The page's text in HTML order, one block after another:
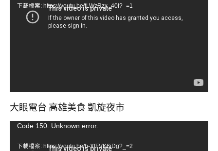
下載檔案: https://youtu.be/tLWzRzx_40I?_=1
大眼電台 高雄美食 凱旋夜市
視Code 150: Unknown error.
下載檔案: https://youtu.be/b-XfFVK6jDg?_=2